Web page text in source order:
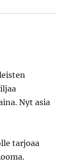
Nyt asia
tarjoaa